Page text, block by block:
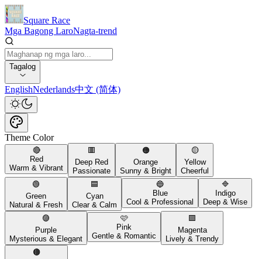
Square Race
Mga Bagong LaroNagta-trend
Tagalog
EnglishNederlands中文 (简体)
Theme Color
🔴
Red
Warm & Vibrant
🟥
Deep Red
Passionate
🟠
Orange
Sunny & Bright
🟡
Yellow
Cheerful
🟢
Green
Natural & Fresh
🟦
Cyan
Clear & Calm
🔵
Blue
Cool & Professional
🔷
Indigo
Deep & Wise
🟣
Purple
Mysterious & Elegant
🩷
Pink
Gentle & Romantic
🟪
Magenta
Lively & Trendy
🟤